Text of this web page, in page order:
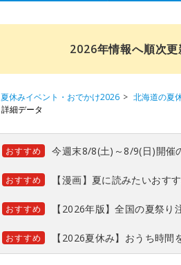
2026年情報へ順次
夏休みイベント・おでかけ2026 北海道の夏
詳細データ
おすすめ 今週末8/8(土)～8/9(日)開催
おすすめ 【漫画】夏に読みたいおす
おすすめ 【2026年版】全国の夏祭り
おすすめ 【2026夏休み】おうち時